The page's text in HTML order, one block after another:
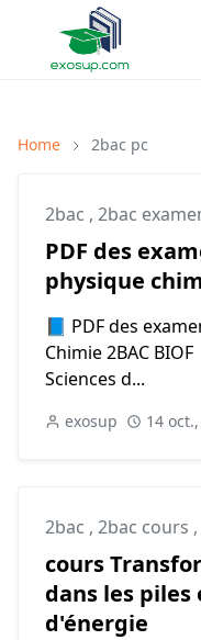
Home 2bac pc
2bac , 2bac
PDF des
physique
📘 PDF des
Chimie 2BAC
Sciences d...
exosup 14
2bac , 2bac cours ,
cours
dans les
d'énergie